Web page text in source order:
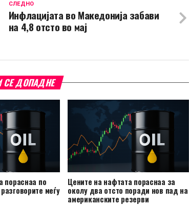
СЛЕДНО
Инфлацијата во Македонија забави
на 4,8 отсто во мај
СЕ ДОПАДНЕ
пораснаа по
меѓу
Цените на нафтата пораснаа за
околу два отсто поради нов пад на
американските резерви